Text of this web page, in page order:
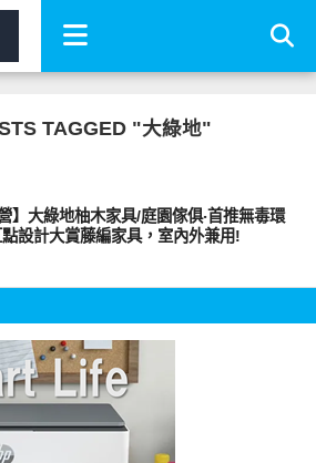
TAGGED "大綠地"
】大綠地柚木家具/庭園傢俱‧首推無毒環
設計大賞藤編家具，室內外兼用!